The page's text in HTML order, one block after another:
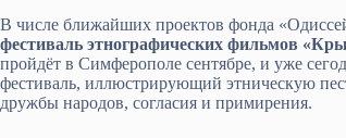
В числе ближайших проектов фонда
фестиваль этнографических фильмов
пройдёт в Симферополе сентябре, и уже
фестиваль, иллюстрирующий этническую
дружбы народов, согласия и примирения.